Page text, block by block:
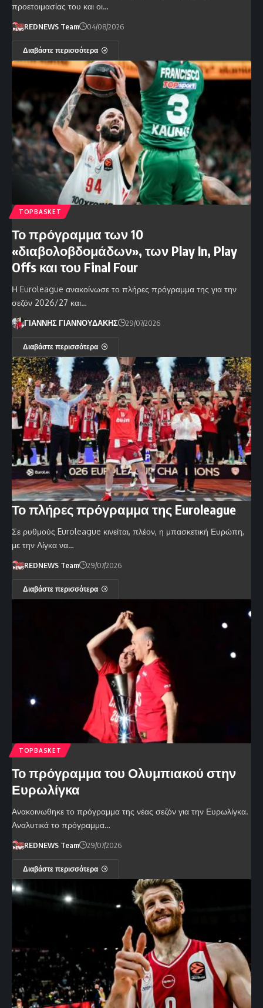
προετοιμασίας του και οι…
REDNEWS Team 04/08/2026
Διαβάστε περισσότερα
TOPBASKET
Το πρόγραμμα των 10
«διαβολοβδομάδων», των Play In, Play
Offs και του Final Four
Η Euroleague ανακοίνωσε το πλήρες πρόγραμμα της για την
σεζόν 2026/27 και…
ΓΙΑΝΝΗΣ ΓΙΑΝΝΟΥΔΑΚΗΣ 29/07/2026
Διαβάστε περισσότερα
Το πλήρες πρόγραμμα της Euroleague
Σε ρυθμούς Euroleague κινείται, πλέον, η μπασκετική Ευρώπη,
με την Λίγκα να…
REDNEWS Team 29/07/2026
Διαβάστε περισσότερα
TOPBASKET
Το πρόγραμμα του Ολυμπιακού στην
Ευρωλίγκα
Ανακοινωθηκε το πρόγραμμα της νέας σεζόν για την Ευρωλίγκα.
Αναλυτικά το πρόγραμμα…
REDNEWS Team 29/07/2026
Διαβάστε περισσότερα